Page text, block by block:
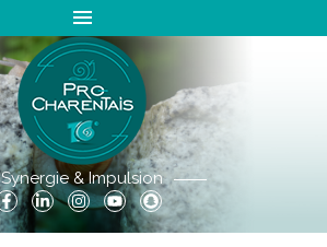
Synergie & Impulsion